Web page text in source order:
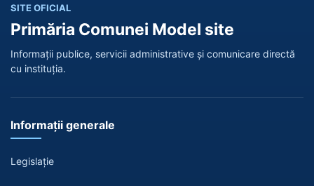
SITE OFICIAL
Primăria Comunei Model site
Informații publice, servicii administrative și comunicare directă
cu instituția.
Informații generale
Legislație